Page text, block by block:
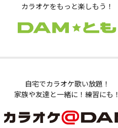
カラオケをもっと楽しもう！
自宅でカラオケ歌い放題！
家族や友達と一緒に！練習にも！